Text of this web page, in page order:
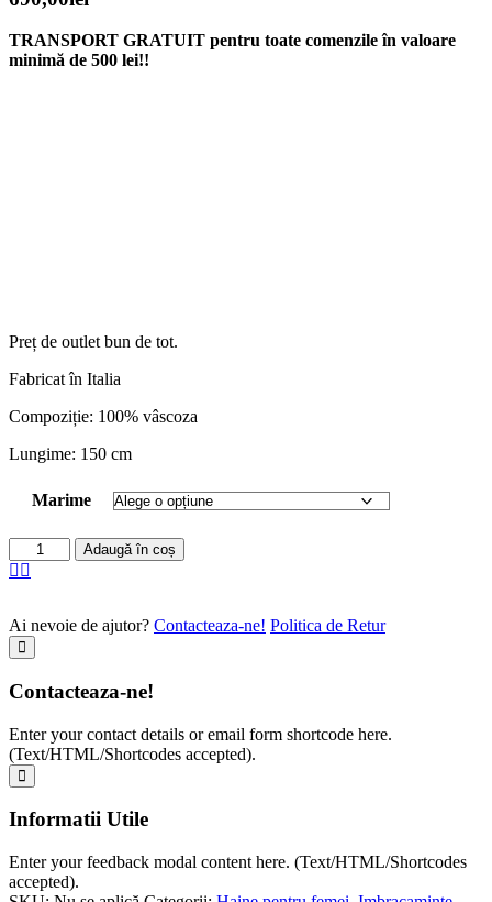
TRANSPORT GRATUIT pentru toate comenzile în valoare
minimă de 500 lei!!
Preț de outlet bun de tot.
Fabricat în Italia
Compoziție: 100% vâscoza
Lungime: 150 cm
Marime
Adaugă în coș
Ai nevoie de ajutor? Contacteaza-ne! Politica de Retur
Contacteaza-ne!
Enter your contact details or email form shortcode here.
(Text/HTML/Shortcodes accepted).
Informatii Utile
Enter your feedback modal content here. (Text/HTML/Shortcodes
accepted).